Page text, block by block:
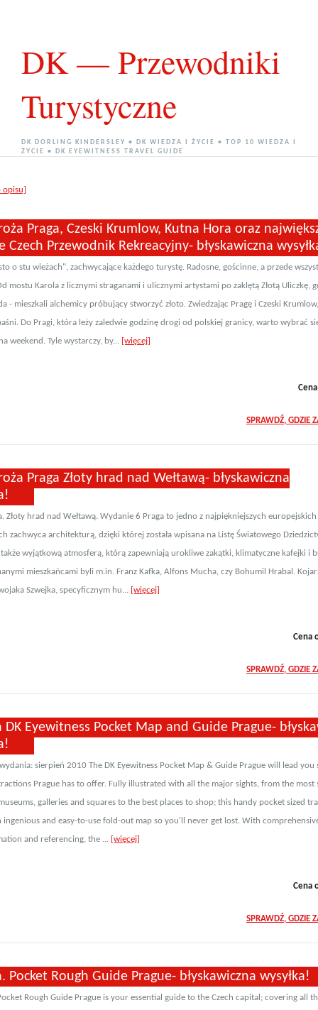
DK — Przewodniki
Turystyczne
DK DORLING KINDERSLEY • DK WIEDZA I ŻYCIE • TOP 10 WIEDZA I
ŻYCIE • DK EYEWITNESS TRAVEL GUIDE
opisu]
Praga, Czeski Krumlow, Kutna Hora oraz
Czech Przewodnik Rekreacyjny- błyskawiczna
o stu wieżach", zachwycające każdego turystę. Radosne, gościnne, a przede
mostu Karola z licznymi straganami i ulicznymi artystami po zaklętą Złotą Uliczkę,
- mieszkali alchemicy próbujący stworzyć złoto. Zwiedzając Pragę i Czeski
Do Pragi, która leży zaledwie godzinę drogi od polskiej granicy, warto wybrać
weekend. Tyle wystarczy, by... [więcej]
SPRAWDŹ, GDZIE
Praga Złoty hrad nad Wełtawą- błyskawiczna
Złoty hrad nad Wełtawą. Wydanie 6 Praga to jedno z najpiękniejszych
zachwyca architekturą, dzięki której została wpisana na Listę Światowego
także wyjątkową atmosferą, którą zapewniają urokliwe zakątki, klimatyczne kafejki i
mieszkańcami byli m.in. Franz Kafka, Alfons Mucha, czy Bohumil Hrabal.
Szwejka, specyficznym hu... [więcej]
Cena
SPRAWDŹ, GDZIE
DK Eyewitness Pocket Map and Guide Prague-
sierpień 2010 The DK Eyewitness Pocket Map & Guide Prague will lead
Prague has to offer. Fully illustrated with all the major sights, from the most
galleries and squares to the best places to shop; this handy pocket sized
ingenious and easy-to-use fold-out map so you'll never get lost. With
and referencing, the ... [więcej]
Cena
SPRAWDŹ, GDZIE
Pocket Rough Guide Prague- błyskawiczna wysyłka!
Rough Guide Prague is your essential guide to the Czech capital; covering all